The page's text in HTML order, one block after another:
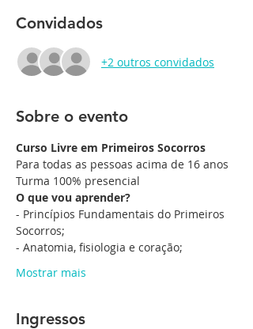
Convidados
+2 outros convidados
Sobre o evento
Curso Livre em Primeiros Socorros
Para todas as pessoas acima de 16 anos
Turma 100% presencial
O que vou aprender?
- Princípios Fundamentais do Primeiros
Socorros;
- Anatomia, fisiologia e coração;
Mostrar mais
Ingressos